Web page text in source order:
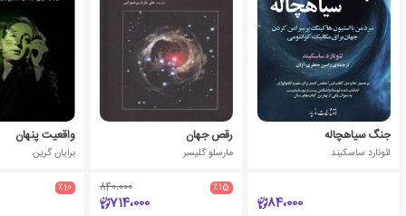
جنگ سیاهچاله
لئونارد ساسکیند
84،000
رقص جهان
مارسلو گلیسر
٪15 840،000
714،000
واقعیت پنهان
برایان گرین
٪10